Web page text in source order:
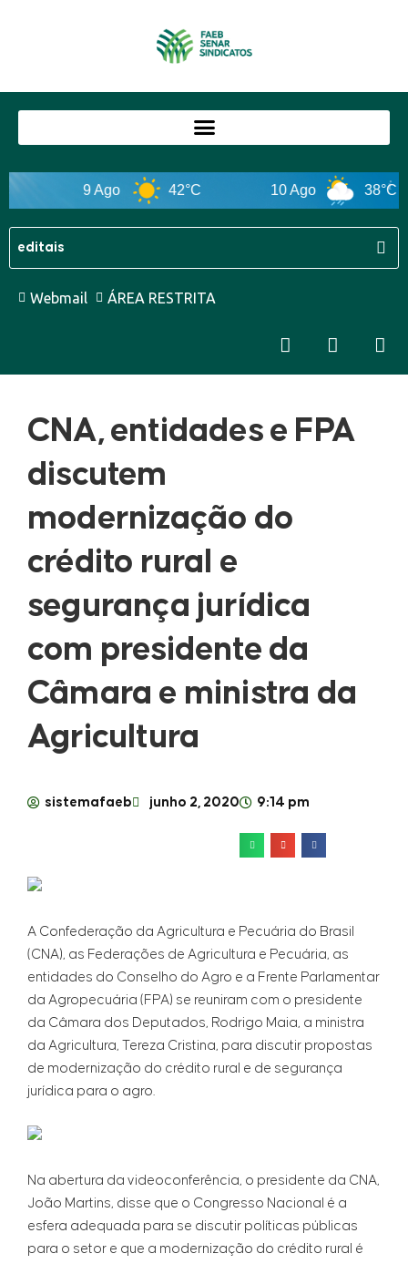
9 Ago 42°C 10 Ago 38°C
Webmail ÁREA RESTRITA
CNA, entidades e FPA
discutem
modernização do
crédito rural e
segurança jurídica
com presidente da
Câmara e ministra da
Agricultura
sistemafaeb junho 2, 2020 9:14 pm
A Confederação da Agricultura e Pecuária do Brasil
(CNA), as Federações de Agricultura e Pecuária, as
entidades do Conselho do Agro e a Frente Parlamentar
da Agropecuária (FPA) se reuniram com o presidente
da Câmara dos Deputados, Rodrigo Maia, a ministra
da Agricultura, Tereza Cristina, para discutir propostas
de modernização do crédito rural e de segurança
jurídica para o agro.
Na abertura da videoconferência, o presidente da CNA,
João Martins, disse que o Congresso Nacional é a
esfera adequada para se discutir políticas públicas
para o setor e que a modernização do crédito rural é